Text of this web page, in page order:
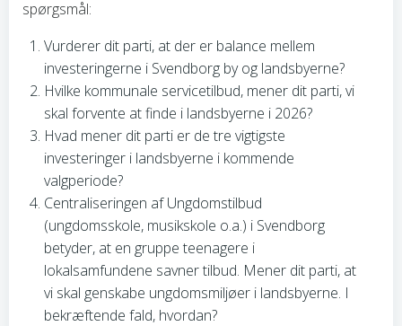
spørgsmål:
Vurderer dit parti, at der er balance mellem
investeringerne i Svendborg by og landsbyerne?
Hvilke kommunale servicetilbud, mener dit parti, vi
skal forvente at finde i landsbyerne i 2026?
Hvad mener dit parti er de tre vigtigste
investeringer i landsbyerne i kommende
valgperiode?
Centraliseringen af Ungdomstilbud
(ungdomsskole, musikskole o.a.) i Svendborg
betyder, at en gruppe teenagere i
lokalsamfundene savner tilbud. Mener dit parti, at
vi skal genskabe ungdomsmiljøer i landsbyerne. I
bekræftende fald, hvordan?